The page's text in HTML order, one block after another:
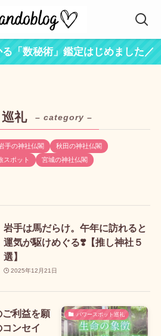
「数秘術」鑑定はじめました／
礼 – category –
手の神社仏閣
秋田の神社仏閣
スポット 宮城の神社仏閣
岩手は馬だらけ。午年に訪れると
運気が駆けめぐる❣️【推し神社５
選】
2025年12月21日
パワースポット巡礼
ご利益を願
ンセイ